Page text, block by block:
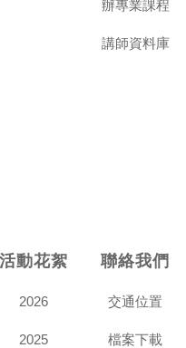
辦專業課程
講師資料庫
活動花絮
2026
2025
聯絡我們
交通位置
檔案下載